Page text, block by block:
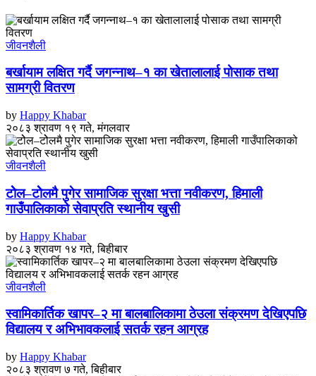
जीवनशैली
बर्खायाम लक्षित गर्दै जगन्नाथ–१ का खेतालालाई पोसाक तथा
सामग्री वितरण
by Happy Khabar
२०८३ श्रावण १९ गते, मंगलवार
जीवनशैली
टोेल–टोेलमै पुगेर सामाजिक सुरक्षा भत्ता नवीकरण, हिमाली
गाउँपालिकाको सेवाप्रति स्थानीय खुसी
by Happy Khabar
२०८३ श्रावण १४ गते, बिहीबार
जीवनशैली
स्वामिकार्तिक खापर–२ मा बालबालिकामा ठेउला संक्रमण देखिएपछि
विद्यालय र अभिभावकलाई सतर्क रहन आग्रह
by Happy Khabar
२०८३ श्रावण ७ गते, बिहीबार